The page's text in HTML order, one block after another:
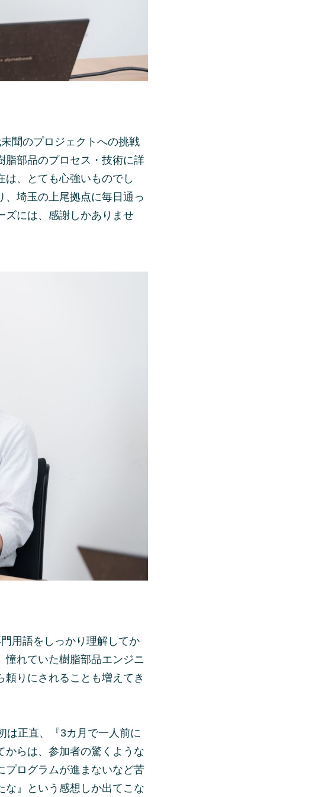
聞のプロジェクトへの挑戦
脂部品のプロセス・技術に詳
は、とても心強いものでし
、埼玉の上尾拠点に毎日通っ
ズには、感謝しかありませ
用語をしっかり理解してか
憧れていた樹脂部品エンジニ
りにされることも増えてき
は正直、『3カ月で一人前に
からは、参加者の驚くような
プログラムが進まないなど苦
な』という感想しか出てこな